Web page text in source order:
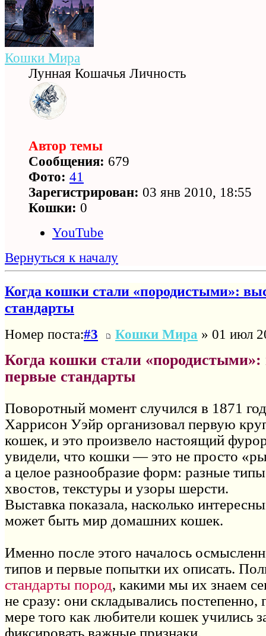
Кошки Мира
Лунная Кошачья Личность
Автор темы
Сообщения: 679
Фото: 41
Зарегистрирован: 03 янв 2010, 18:55
Кошки: 0
YouTube
Вернуться к началу
Когда кошки стали «породистыми»:
стандарты
Номер поста:#3 Кошки Мира » 01 июл
Когда кошки стали
первые стандарты
Поворотный момент случился в 1871
Харрисон Уэйр организовал первую
кошек, и это произвело настоящий
увидели, что кошки — это не просто
а целое разнообразие форм: разные
хвостов, текстуры и узоры шерсти.
Выставка показала, насколько
может быть мир домашних кошек.
Именно после этого началось
типов и первые попытки их описать.
стандарты пород, какими мы их знаем
не сразу: они складывались постепенно,
мере того как любители кошек учились